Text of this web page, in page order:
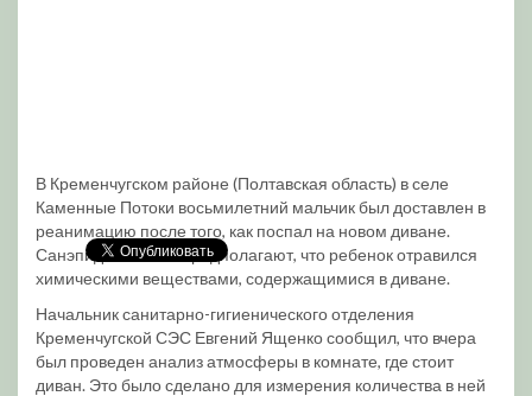
В Кременчугском районе (Полтавская область) в селе
Каменные Потоки восьмилетний мальчик был доставлен в
реанимацию после того, как поспал на новом диване.
Санэпидемиологи предполагают, что ребенок отравился
химическими веществами, содержащимися в диване.
Начальник санитарно-гигиенического отделения
Кременчугской СЭС Евгений Ященко сообщил, что вчера
был проведен анализ атмосферы в комнате, где стоит
диван. Это было сделано для измерения количества в ней